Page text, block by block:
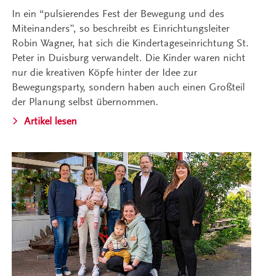
In ein “pulsierendes Fest der Bewegung und des
Miteinanders”, so beschreibt es Einrichtungsleiter
Robin Wagner, hat sich die Kindertageseinrichtung St.
Peter in Duisburg verwandelt. Die Kinder waren nicht
nur die kreativen Köpfe hinter der Idee zur
Bewegungsparty, sondern haben auch einen Großteil
der Planung selbst übernommen.
Artikel lesen